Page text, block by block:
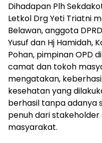
Dihadapan Plh
Letkol Drg Yeti Triatni
Belawan, anggota
Yusuf dan Hj Hamidah,
Pohan, pimpinan OPD
camat dan tokoh
mengatakan,
kesehatan yang
berhasil tanpa adanya
penuh dari
masyarakat.